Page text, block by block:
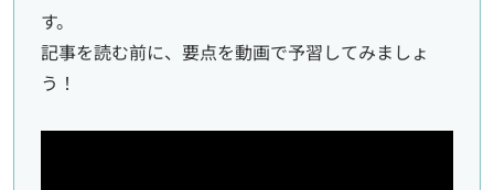
す。
記事を読む前に、要点を動画で予習してみましょ
う！